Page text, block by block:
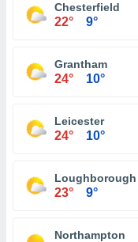
Chesterfield
22° 9°
Grantham
24° 10°
Leicester
24° 10°
Loughborough
23° 9°
Northampton